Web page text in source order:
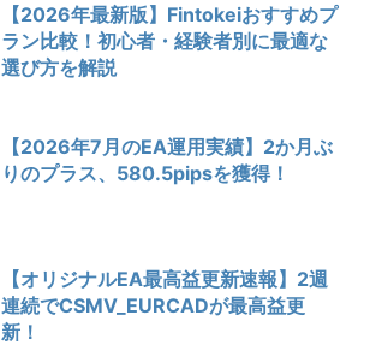
【2026年最新版】Fintokeiおすすめプ
ラン比較！初心者・経験者別に最適な
選び方を解説
【2026年7月のEA運用実績】2か月ぶ
りのプラス、580.5pipsを獲得！
【オリジナルEA最高益更新速報】2週
連続でCSMV_EURCADが最高益更
新！